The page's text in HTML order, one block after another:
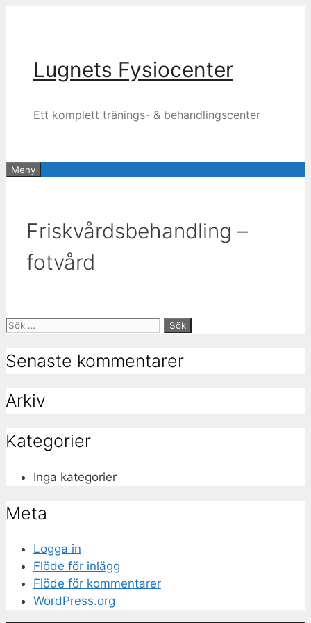
Lugnets Fysiocenter
Ett komplett tränings- & behandlingscenter
Meny
Friskvårdsbehandling –
fotvård
Sök
Senaste kommentarer
Arkiv
Kategorier
Inga kategorier
Meta
Logga in
Flöde för inlägg
Flöde för kommentarer
WordPress.org